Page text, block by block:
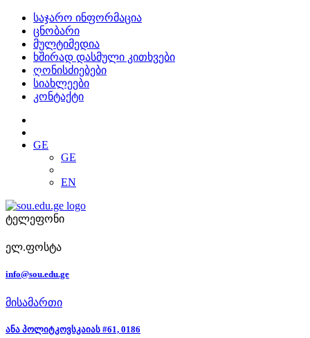
საჯარო ინფორმაცია
ცნობარი
მულტიმედია
ხშირად დასმული კითხვები
ღონისძიებები
სიახლეები
კონტაქტი
GE
GE
EN
ტელეფონი
ელ.ფოსტა
info@sou.edu.ge
მისამართი
ანა პოლიტკოვსკაიას #61, 0186